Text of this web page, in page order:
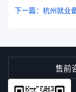
下一篇：杭州就业
售前